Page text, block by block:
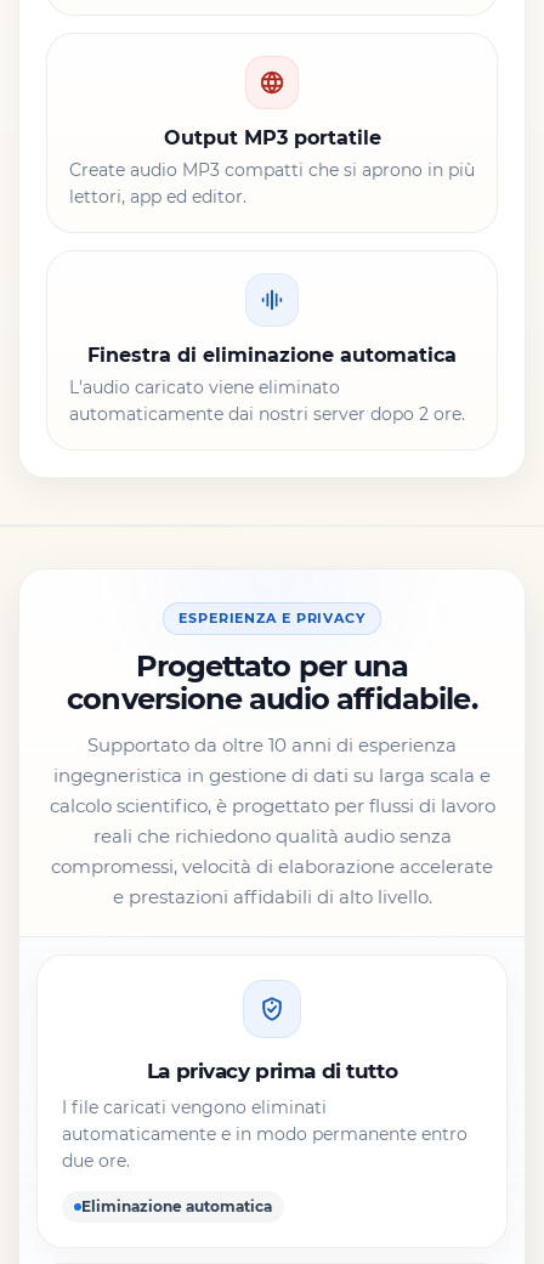
Output MP3 portatile
Create audio MP3 compatti che si aprono in più
lettori, app ed editor.
Finestra di eliminazione automatica
L'audio caricato viene eliminato
automaticamente dai nostri server dopo 2 ore.
ESPERIENZA E PRIVACY
Progettato per una
conversione audio affidabile.
Supportato da oltre 10 anni di esperienza
ingegneristica in gestione di dati su larga scala e
calcolo scientifico, è progettato per flussi di lavoro
reali che richiedono qualità audio senza
compromessi, velocità di elaborazione accelerate
e prestazioni affidabili di alto livello.
La privacy prima di tutto
I file caricati vengono eliminati
automaticamente e in modo permanente entro
due ore.
Eliminazione automatica